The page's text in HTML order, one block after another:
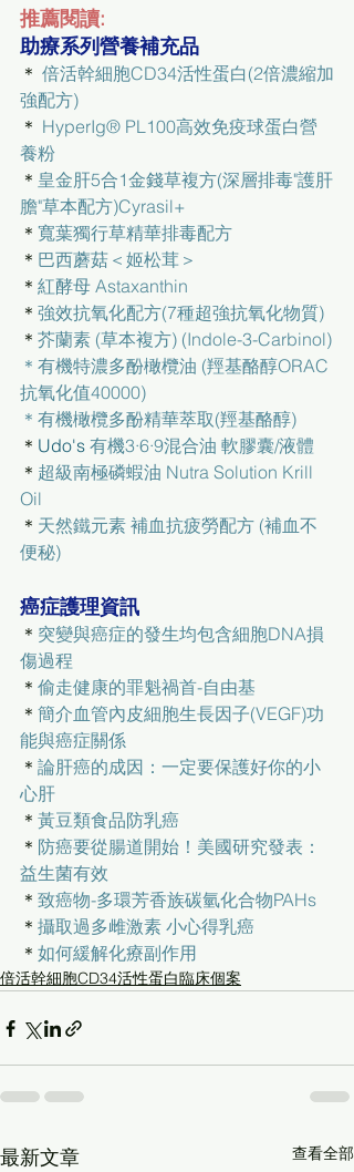
推薦閱讀:
助療系列營養補充品
＊ 倍活幹細胞CD34活性蛋白(2倍濃縮加
強配方)
＊ HyperIg® PL100高效免疫球蛋白營
養粉
＊ 皇金肝5合1金錢草複方(深層排毒"護肝
膽"草本配方)Cyrasil+
＊ 寬葉獨行草精華排毒配方
＊ 巴西蘑菇＜姬松茸＞
＊ 紅酵母 Astaxanthin
＊ 強效抗氧化配方(7種超強抗氧化物質)
＊ 芥蘭素 (草本複方) (Indole-3-Carbinol)
＊ 有機特濃多酚橄欖油 (羥基酪醇ORAC
抗氧化值40000)
＊ 有機橄欖多酚精華萃取(羥基酪醇)
＊ Udo's 有機3·6·9混合油 軟膠囊/液體
＊ 超級南極磷蝦油 Nutra Solution Krill
Oil
＊ 天然鐵元素 補血抗疲勞配方 (補血不
便秘)
癌症護理資訊
＊ 突變與癌症的發生均包含細胞DNA損
傷過程
＊ 偷走健康的罪魁禍首-自由基
＊ 簡介血管內皮細胞生長因子(VEGF)功
能與癌症關係
＊ 論肝癌的成因：一定要保護好你的小
心肝
＊ 黃豆類食品防乳癌
＊ 防癌要從腸道開始！美國研究發表：
益生菌有效
＊ 致癌物-多環芳香族碳氫化合物PAHs
＊ 攝取過多雌激素 小心得乳癌
＊ 如何緩解化療副作用
倍活幹細胞CD34活性蛋白臨床個案
最新文章 查看全部